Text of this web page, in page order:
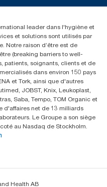
leader dans l'hygiène et
et solutions sont utilisés par
Notre raison d’être est de
(breaking barriers to well-
patients, soignants, clients et de
dans environ 150 pays
et Tork, ainsi que d'autres
JOBST, Knix, Leukoplast,
Saba, Tempo, TOM Organic et
d'affaires net de 13 milliards
Le Groupe a son siège
au Nasdaq de Stockholm.
Health AB